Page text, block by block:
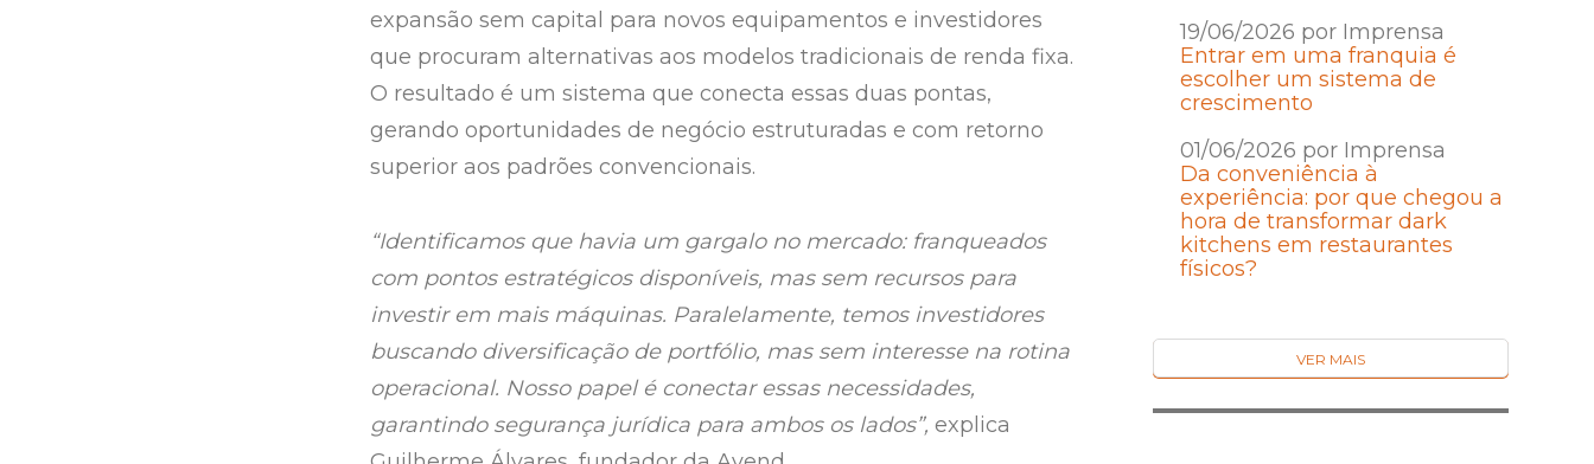
expansão sem capital para novos equipamentos e investidores
que procuram alternativas aos modelos tradicionais de renda fixa.
O resultado é um sistema que conecta essas duas pontas,
gerando oportunidades de negócio estruturadas e com retorno
superior aos padrões convencionais.
“Identificamos que havia um gargalo no mercado: franqueados
com pontos estratégicos disponíveis, mas sem recursos para
investir em mais máquinas. Paralelamente, temos investidores
buscando diversificação de portfólio, mas sem interesse na rotina
operacional. Nosso papel é conectar essas necessidades,
garantindo segurança jurídica para ambos os lados”, explica
19/06/2026 por Imprensa
Entrar em uma franquia é
escolher um sistema de
crescimento
01/06/2026 por Imprensa
Da conveniência à
experiência: por que chegou a
hora de transformar dark
kitchens em restaurantes
físicos?
VER MAIS